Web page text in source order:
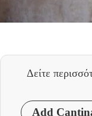
Δείτε
Add